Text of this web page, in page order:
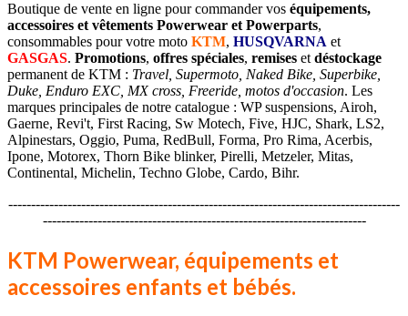
Boutique de vente en ligne pour commander vos équipements,
accessoires et vêtements Powerwear et Powerparts,
consommables pour votre moto KTM, HUSQVARNA et
GASGAS. Promotions, offres spéciales, remises et déstockage
permanent de KTM : Travel, Supermoto, Naked Bike, Superbike,
Duke, Enduro EXC, MX cross, Freeride, motos d'occasion. Les
marques principales de notre catalogue : WP suspensions, Airoh,
Gaerne, Revi't, First Racing, Sw Motech, Five, HJC, Shark, LS2,
Alpinestars, Oggio, Puma, RedBull, Forma, Pro Rima, Acerbis,
Ipone, Motorex, Thorn Bike blinker, Pirelli, Metzeler, Mitas,
Continental, Michelin, Techno Globe, Cardo, Bihr.
--------------------------------------------------------------------------------------
-----------------------------------------------------------------------
KTM Powerwear, équipements et
accessoires enfants et bébés.